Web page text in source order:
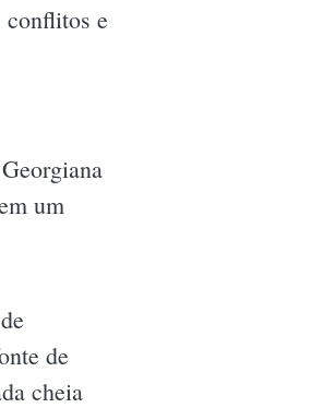
conflitos e
um
de
cheia